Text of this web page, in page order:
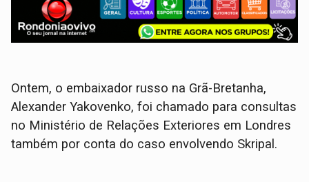
Ontem, o embaixador russo na Grã-Bretanha,
Alexander Yakovenko, foi chamado para consultas
no Ministério de Relações Exteriores em Londres
também por conta do caso envolvendo Skripal.